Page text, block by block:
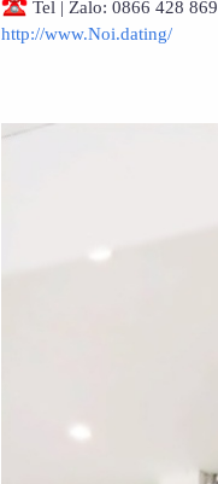
Tel | Zalo: 0866 428 869
http://www.Noi.dating/